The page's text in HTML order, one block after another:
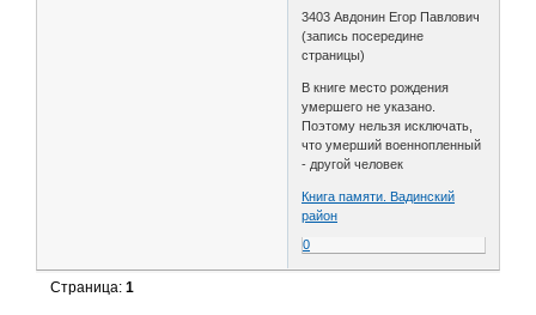
3403 Авдонин Егор Павлович
(запись посередине
страницы)
В книге место рождения
умершего не указано.
Поэтому нельзя исключать,
что умерший военнопленный
- другой человек
Книга памяти. Вадинский
район
0
Страница:1